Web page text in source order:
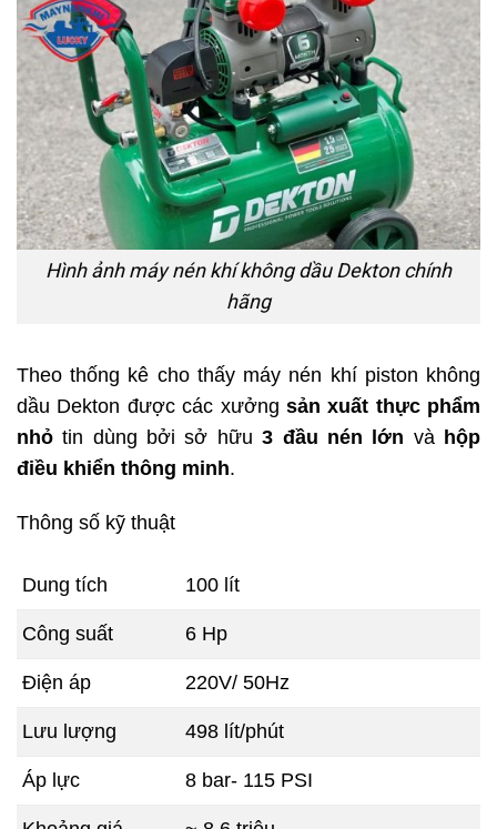
Hình ảnh máy nén khí không dầu Dekton chính
hãng
Theo thống kê cho thấy máy nén khí piston không
dầu Dekton được các xưởng sản xuất thực phẩm
nhỏ tin dùng bởi sở hữu3 đầu nén lớn và hộp
điều khiển thông minh.
Thông số kỹ thuật
Dung tích 100 lít
Công suất 6 Hp
Điện áp 220V/ 50Hz
Lưu lượng 498 lít/phút
Áp lực 8 bar- 115 PSI